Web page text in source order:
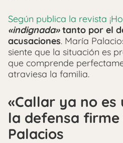
Según publica la revista
«indignada»tanto por el
acusaciones. María
siente que la situación es
que comprende
atraviesa la familia.
«Callar ya no es
la defensa firme
Palacios